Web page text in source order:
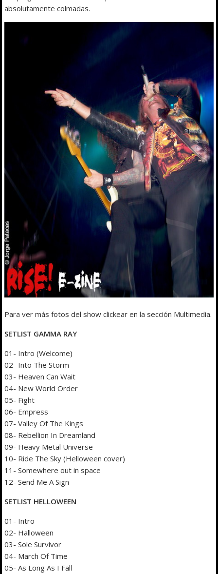
absolutamente colmadas.
Para ver más fotos del show clickear en la sección Multimedia.
SETLIST GAMMA RAY
01- Intro (Welcome)
02- Into The Storm
03- Heaven Can Wait
04- New World Order
05- Fight
06- Empress
07- Valley Of The Kings
08- Rebellion In Dreamland
09- Heavy Metal Universe
10- Ride The Sky (Helloween cover)
11- Somewhere out in space
12- Send Me A Sign
SETLIST HELLOWEEN
01- Intro
02- Halloween
03- Sole Survivor
04- March Of Time
05- As Long As I Fall